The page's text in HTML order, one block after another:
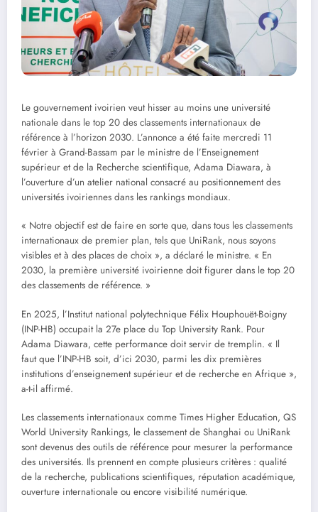
Le gouvernement ivoirien veut hisser au moins une université
nationale dans le top 20 des classements internationaux de
référence à l’horizon 2030. L’annonce a été faite mercredi 11
février à Grand-Bassam par le ministre de l’Enseignement
supérieur et de la Recherche scientifique, Adama Diawara, à
l’ouverture d’un atelier national consacré au positionnement des
universités ivoiriennes dans les rankings mondiaux.
« Notre objectif est de faire en sorte que, dans tous les classements
internationaux de premier plan, tels que UniRank, nous soyons
visibles et à des places de choix », a déclaré le ministre. « En
2030, la première université ivoirienne doit figurer dans le top 20
des classements de référence. »
En 2025, l’Institut national polytechnique Félix Houphouët-Boigny
(INP-HB) occupait la 27e place du Top University Rank. Pour
Adama Diawara, cette performance doit servir de tremplin. « Il
faut que l’INP-HB soit, d’ici 2030, parmi les dix premières
institutions d’enseignement supérieur et de recherche en Afrique »,
a-t-il affirmé.
Les classements internationaux comme Times Higher Education, QS
World University Rankings, le classement de Shanghai ou UniRank
sont devenus des outils de référence pour mesurer la performance
des universités. Ils prennent en compte plusieurs critères : qualité
de la recherche, publications scientifiques, réputation académique,
ouverture internationale ou encore visibilité numérique.